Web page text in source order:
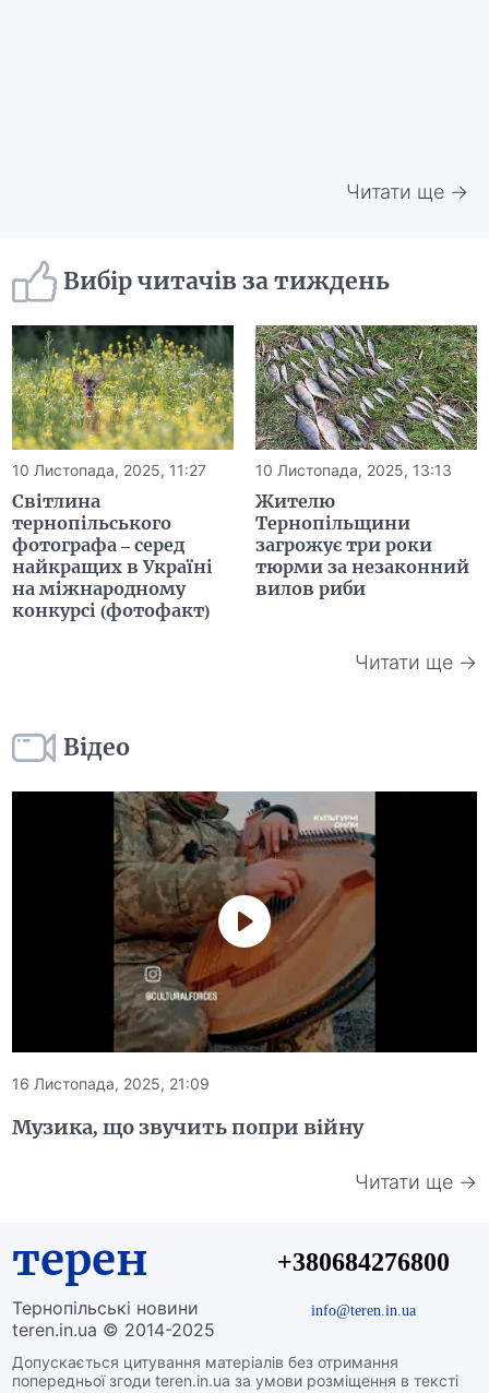
Читати ще →
Вибір читачів за тиждень
10 Листопада, 2025, 11:27
Світлина
тернопільського
фотографа – серед
найкращих в Україні
на міжнародному
конкурсі (фотофакт)
10 Листопада, 2025, 13:13
Жителю
Тернопільщини
загрожує три роки
тюрми за незаконний
вилов риби
Читати ще →
Відео
16 Листопада, 2025, 21:09
Музика, що звучить попри війну
Читати ще →
терен
Тернопільські новини
teren.in.ua © 2014-2025
Допускається цитування матеріалів без отримання
попередньої згоди teren.in.ua за умови розміщення в тексті
+380684276800
info@teren.in.ua